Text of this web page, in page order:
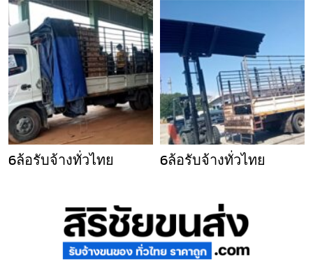
6ล้อรับจ้างทั่วไทย 6ล้อรับจ้างทั่วไทย